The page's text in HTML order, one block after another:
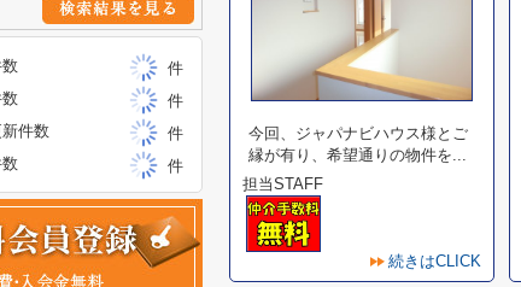
今回、ジャパナビハウス様とご
縁が有り、希望通りの物件を...
担当STAFF
続きはCLICK
件
件
件数
件
件